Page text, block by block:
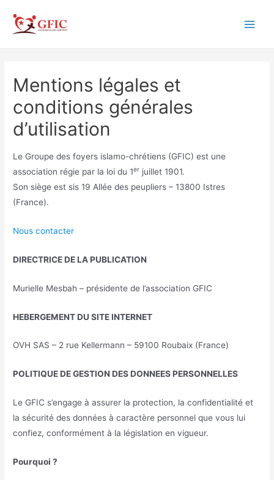
contenu
Mentions légales et
conditions générales
d’utilisation
Le Groupe des foyers islamo-chrétiens (GFIC) est une
association régie par la loi du 1er juillet 1901.
Son siège est sis 19 Allée des peupliers – 13800 Istres
(France).
Nous contacter
DIRECTRICE DE LA PUBLICATION
Murielle Mesbah – présidente de l’association GFIC
HEBERGEMENT DU SITEINTERNET
OVH SAS – 2 rue Kellermann – 59100 Roubaix (France)
POLITIQUE DE GESTION DES DONNEES PERSONNELLES
Le GFIC s’engage à assurer la protection, la confidentialité et
la sécurité des données à caractère personnel que vous lui
confiez, conformément à la législation en vigueur.
Pourquoi ?